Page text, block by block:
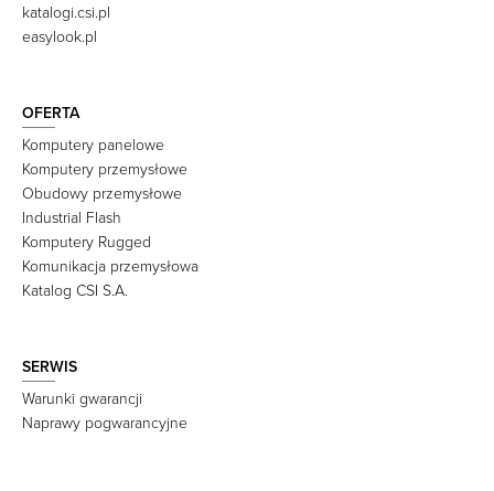
katalogi.csi.pl
easylook.pl
OFERTA
Komputery panelowe
Komputery przemysłowe
Obudowy przemysłowe
Industrial Flash
Komputery Rugged
Komunikacja przemysłowa
Katalog CSI S.A.
SERWIS
Warunki gwarancji
Naprawy pogwarancyjne